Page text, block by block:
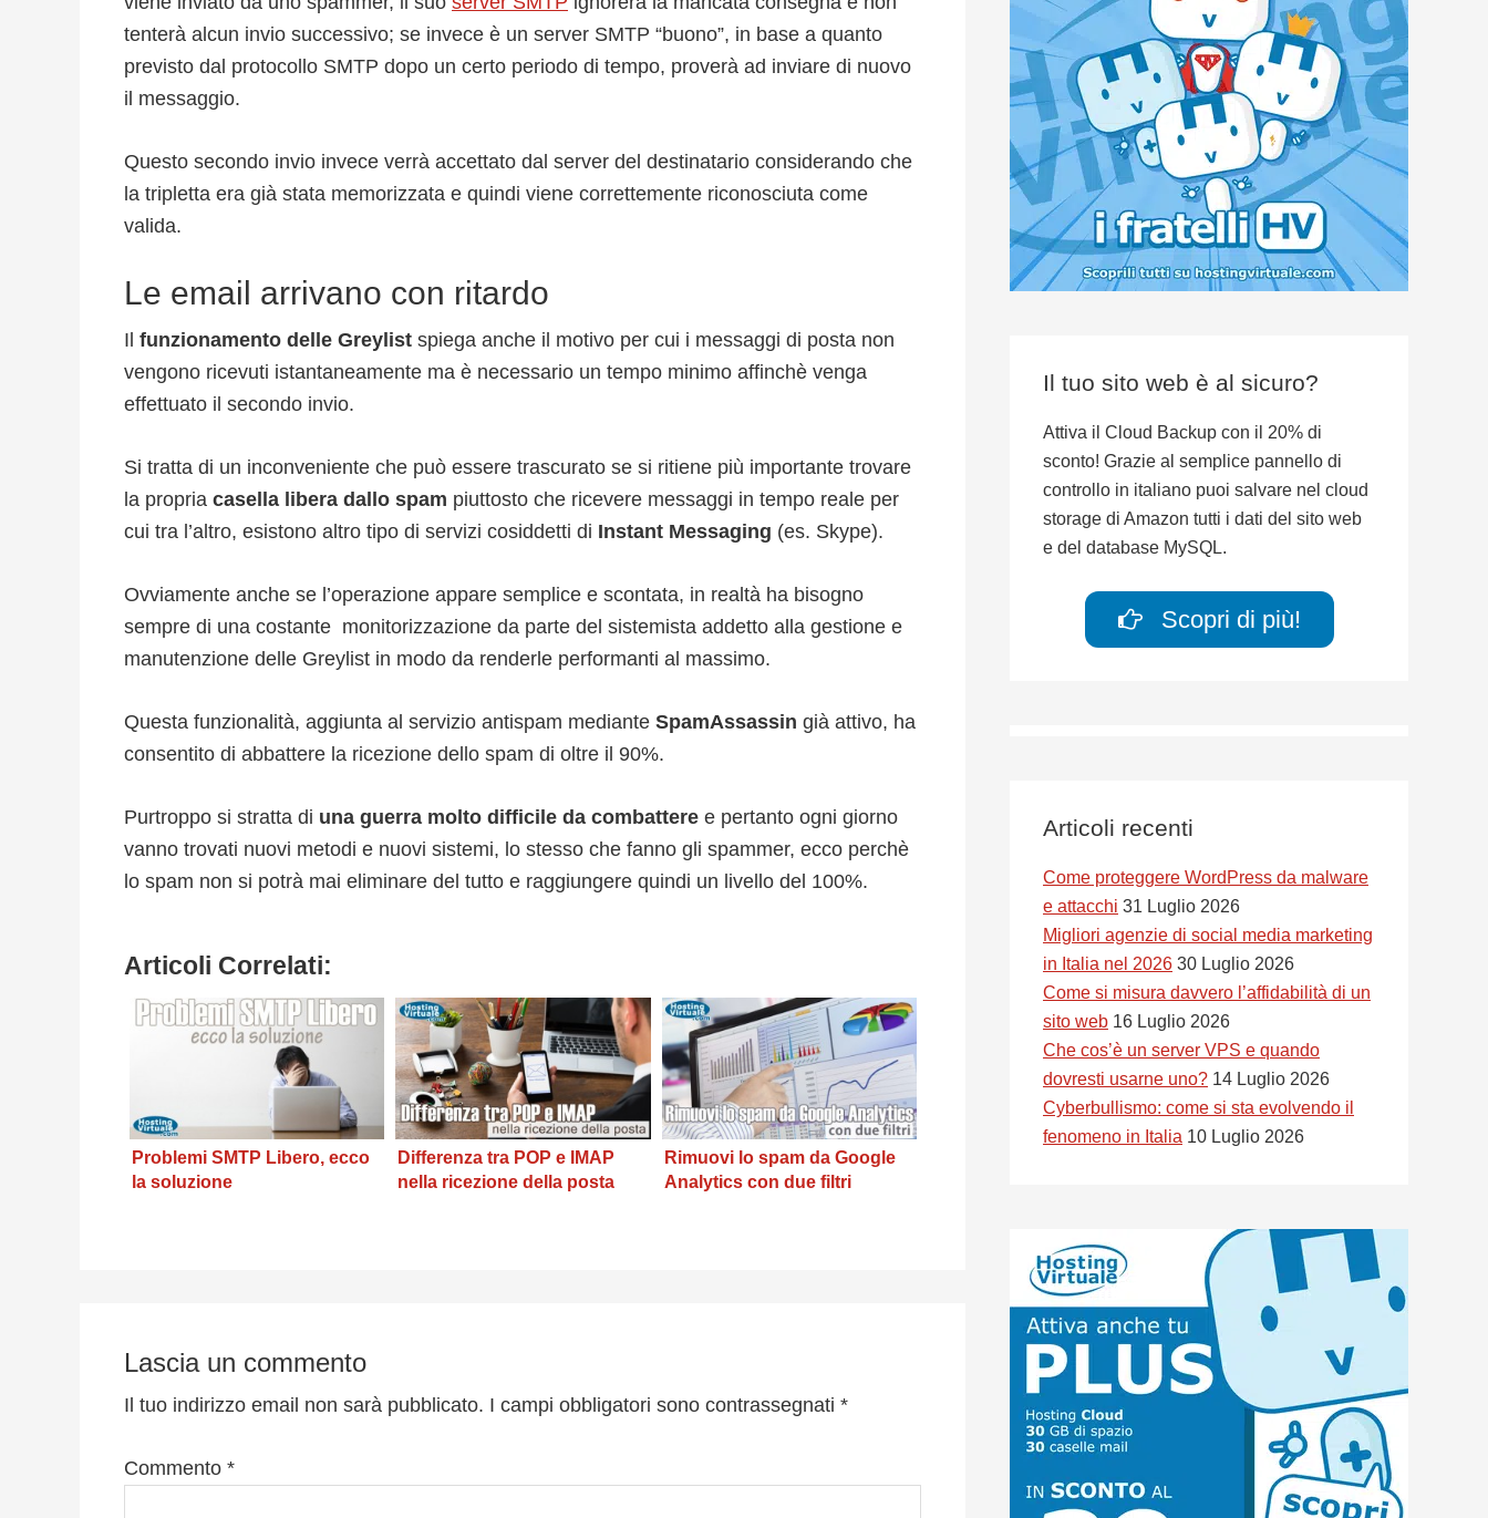
tenterà alcun invio successivo; se invece è un server SMTP “buono”, in base a quanto
previsto dal protocollo SMTP dopo un certo periodo di tempo, proverà ad inviare di nuovo
il messaggio.
Questo secondo invio invece verrà accettato dal server del destinatario considerando che
la tripletta era già stata memorizzata e quindi viene correttemente riconosciuta come
valida.
Le email arrivano con ritardo
Il funzionamento delle Greylist spiega anche il motivo per cui i messaggi di posta non
vengono ricevuti istantaneamente ma è necessario un tempo minimo affinchè venga
effettuato il secondo invio.
Si tratta di un inconveniente che può essere trascurato se si ritiene più importante trovare
la propria casella libera dallo spam piuttosto che ricevere messaggi in tempo reale per
cui tra l’altro, esistono altro tipo di servizi cosiddetti di Instant Messaging (es. Skype).
Ovviamente anche se l’operazione appare semplice e scontata, in realtà ha bisogno
sempre di una costante monitorizzazione da parte del sistemista addetto alla gestione e
manutenzione delle Greylist in modo da renderle performanti al massimo.
Questa funzionalità, aggiunta al servizio antispam mediante SpamAssassin già attivo, ha
consentito di abbattere la ricezione dello spam di oltre il 90%.
Purtroppo si stratta di una guerra molto difficile da combattere e pertanto ogni giorno
vanno trovati nuovi metodi e nuovi sistemi, lo stesso che fanno gli spammer, ecco perchè
lo spam non si potrà mai eliminare del tutto e raggiungere quindi un livello del 100%.
Articoli Correlati:
Problemi SMTP Libero, ecco
la soluzione
Differenza tra POP e IMAP
nella ricezione della posta
Rimuovi lo spam da Google
Analytics con due filtri
lettore
Lascia un commento
Il tuo indirizzo email non sarà pubblicato. I campi obbligatori sono contrassegnati *
Commento *
Il tuo sito web è al sicuro?
Attiva il Cloud Backup con il 20% di
sconto! Grazie al semplice pannello di
controllo in italiano puoi salvare nel cloud
storage di Amazon tutti i dati del sito web
e del database MySQL.
Scopri di più!
Articoli recenti
Come proteggere WordPress da malware
e attacchi 31 Luglio 2026
Migliori agenzie di social media marketing
in Italia nel 2026 30 Luglio 2026
Come si misura davvero l’affidabilità di un
sito web 16 Luglio 2026
Che cos’è un server VPS e quando
dovresti usarne uno? 14 Luglio 2026
Cyberbullismo: come si sta evolvendo il
fenomeno in Italia 10 Luglio 2026